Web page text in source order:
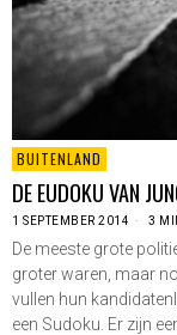
BUITENLAND
DE EUDOKU VAN
1 SEPTEMBER 2014 3
De meeste grote
groter waren, maar
vullen hun
een Sudoku. Er zijn